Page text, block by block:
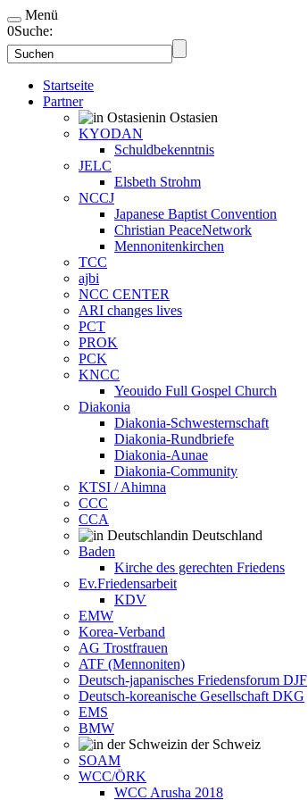
Menü
0Suche:
Startseite
Partner
in Ostasien
KYODAN
Schuldbekenntnis
JELC
Elsbeth Strohm
NCCJ
Japanese Baptist Convention
Christian PeaceNetwork
Mennonitenkirchen
TCC
ajbi
NCC CENTER
ARI changes lives
PCT
PROK
PCK
KNCC
Yeouido Full Gospel Church
Diakonia
Diakonia-Schwesternschaft
Diakonia-Rundbriefe
Diakonia-Aunae
Diakonia-Community
KTSI / Ahimna
CCC
CCA
in Deutschland
Baden
Kirche des gerechten Friedens
Ev.Friedensarbeit
KDV
EMW
Korea-Verband
AG Trostfrauen
ATF (Mennoniten)
Deutsch-japanisches Friedensforum DJF
Deutsch-koreanische Gesellschaft DKG
EMS
BMW
in der Schweiz
SOAM
WCC/ÖRK
WCC Arusha 2018